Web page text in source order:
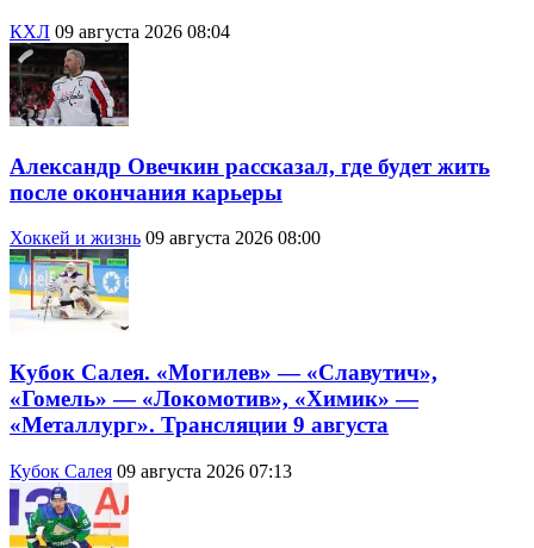
КХЛ 09 августа 2026 08:04
Александр Овечкин рассказал, где будет жить
после окончания карьеры
Хоккей и жизнь 09 августа 2026 08:00
Кубок Салея. «Могилев» — «Славутич»,
«Гомель» — «Локомотив», «Химик» —
«Металлург». Трансляции 9 августа
Кубок Салея 09 августа 2026 07:13